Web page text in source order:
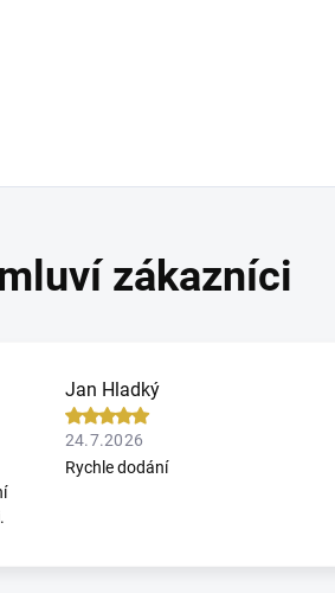
Jan Hladký
24.7.2026
Rychle dodání